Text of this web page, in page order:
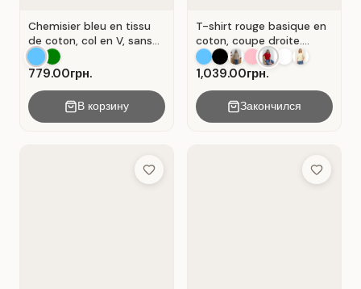
Chemisier bleu en tissu
de coton, col en V, sans
manches . Bleu.
779.00грн.
В корзину
T-shirt rouge basique en
coton, coupe droite.
Rouge .
1,039.00грн.
Закончился
Add to Wish List Add to